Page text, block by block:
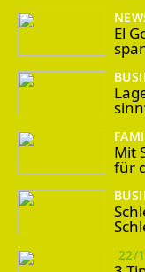
El
Mit
für
22/